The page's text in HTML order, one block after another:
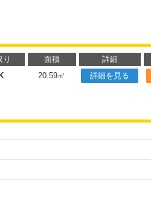
り 面積 詳細
20.59㎡ 詳細を見る